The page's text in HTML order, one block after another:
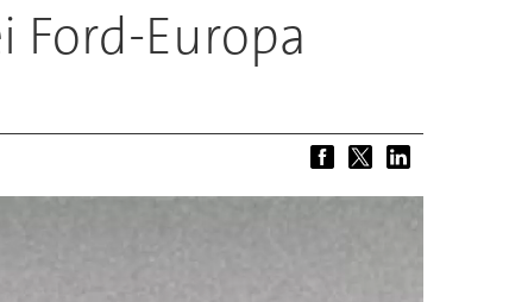
Ford-Europa